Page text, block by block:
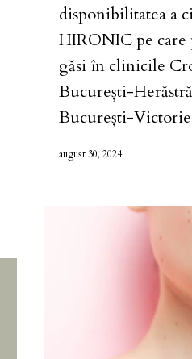
disponibilitatea a
HIRONIC pe
găsi în clinicile
București-
București-
august 30, 2024